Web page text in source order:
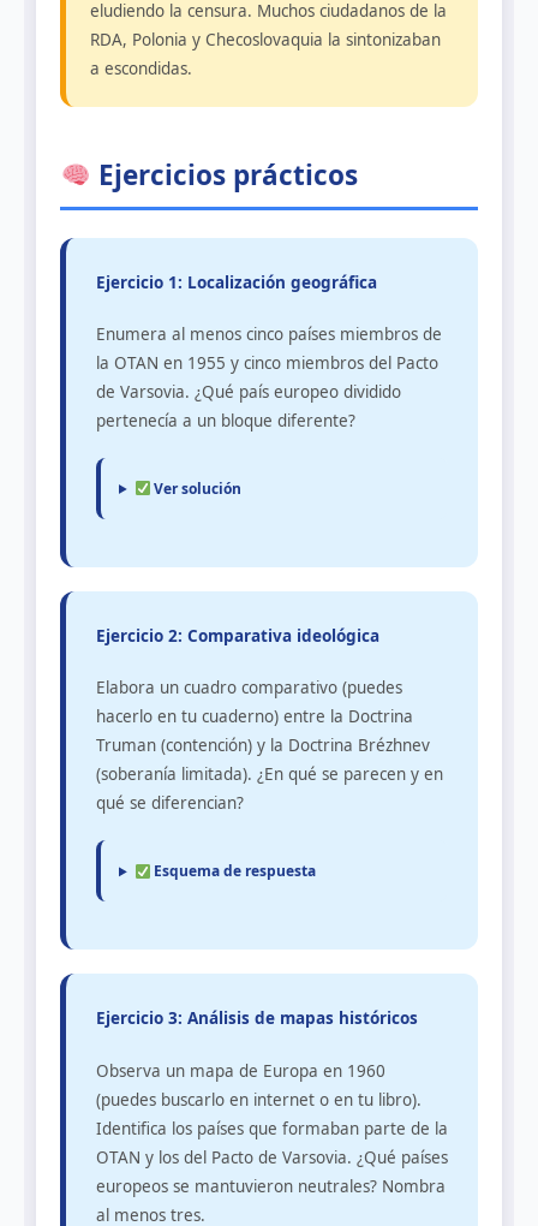
eludiendo la censura. Muchos ciudadanos de la
RDA, Polonia y Checoslovaquia la sintonizaban
a escondidas.
Ejercicios prácticos
Ejercicio 1: Localización geográfica
Enumera al menos cinco países miembros de
la OTAN en 1955 y cinco miembros del Pacto
de Varsovia. ¿Qué país europeo dividido
pertenecía a un bloque diferente?
Ver solución
Ejercicio 2: Comparativa ideológica
Elabora un cuadro comparativo (puedes
hacerlo en tu cuaderno) entre la Doctrina
Truman (contención) y la Doctrina Brézhnev
(soberanía limitada). ¿En qué se parecen y en
qué se diferencian?
Esquema de respuesta
Ejercicio 3: Análisis de mapas históricos
Observa un mapa de Europa en 1960
(puedes buscarlo en internet o en tu libro).
Identifica los países que formaban parte de la
OTAN y los del Pacto de Varsovia. ¿Qué países
europeos se mantuvieron neutrales? Nombra
al menos tres.